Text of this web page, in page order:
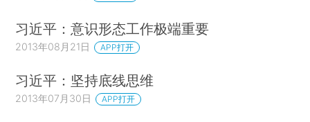
习近平：意识形态工作极端重要
2013年08月21日 APP打开
习近平：坚持底线思维
2013年07月30日 APP打开